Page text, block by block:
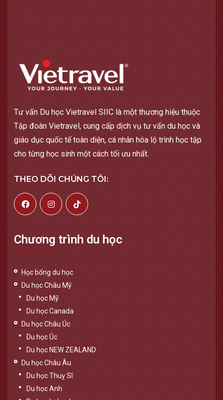
Tư vấn Du học Vietravel SIIC là một thương hiệu thuộc
Tập đoàn Vietravel, cung cấp dịch vụ tư vấn du học và
giáo dục quốc tế toàn diện, cá nhân hóa lộ trình học tập
cho từng học sinh một cách tối ưu nhất.
THEO DÕI CHÚNG TÔI:
Chương trình du học
Học bổng du học
Du học Châu Mỹ
Du học Mỹ
Du học Canada
Du học Châu Úc
Du học Úc
Du học NEW ZEALAND
Du học Châu Âu
Du học Thuỵ Sĩ
Du học Anh